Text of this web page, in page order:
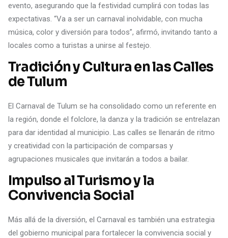
evento, asegurando que la festividad cumplirá con todas las
expectativas. “Va a ser un carnaval inolvidable, con mucha
música, color y diversión para todos”, afirmó, invitando tanto a
locales como a turistas a unirse al festejo.
Tradición y Cultura en las Calles
de Tulum
El Carnaval de Tulum se ha consolidado como un referente en
la región, donde el folclore, la danza y la tradición se entrelazan
para dar identidad al municipio. Las calles se llenarán de ritmo
y creatividad con la participación de comparsas y
agrupaciones musicales que invitarán a todos a bailar.
Impulso al Turismo y la
Convivencia Social
Más allá de la diversión, el Carnaval es también una estrategia
del gobierno municipal para fortalecer la convivencia social y